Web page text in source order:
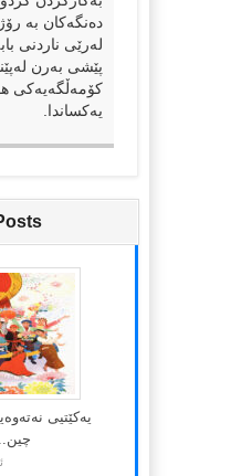
دەنگەکان بە
لەرێی ناردنی
پێشی بەرن
کۆمەڵگەیەکی
یەکساندا.
یەکێتیی